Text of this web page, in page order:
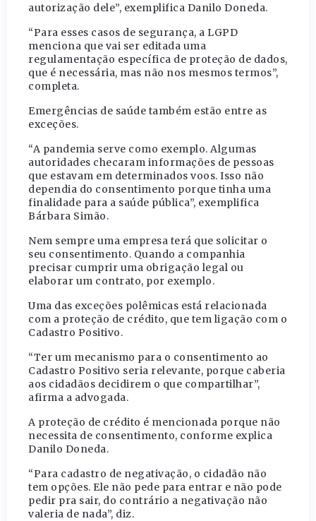
autorização dele”, exemplifica Danilo Doneda.
“Para esses casos de segurança, a LGPD
menciona que vai ser editada uma
regulamentação específica de proteção de dados,
que é necessária, mas não nos mesmos termos”,
completa.
Emergências de saúde também estão entre as
exceções.
“A pandemia serve como exemplo. Algumas
autoridades checaram informações de pessoas
que estavam em determinados voos. Isso não
dependia do consentimento porque tinha uma
finalidade para a saúde pública”, exemplifica
Bárbara Simão.
Nem sempre uma empresa terá que solicitar o
seu consentimento. Quando a companhia
precisar cumprir uma obrigação legal ou
elaborar um contrato, por exemplo.
Uma das exceções polêmicas está relacionada
com a proteção de crédito, que tem ligação com o
Cadastro Positivo.
“Ter um mecanismo para o consentimento ao
Cadastro Positivo seria relevante, porque caberia
aos cidadãos decidirem o que compartilhar”,
afirma a advogada.
A proteção de crédito é mencionada porque não
necessita de consentimento, conforme explica
Danilo Doneda.
“Para cadastro de negativação, o cidadão não
tem opções. Ele não pede para entrar e não pode
pedir pra sair, do contrário a negativação não
valeria de nada”, diz.